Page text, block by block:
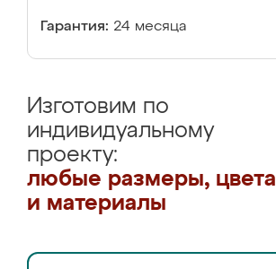
Гарантия: 24 месяца
Изготовим по
индивидуальному
проекту:
любые размеры, цвета
и материалы